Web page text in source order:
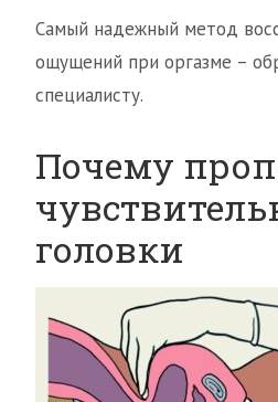
Самый надежный метод
ощущений при оргазме –
специалисту.
Почему
головки